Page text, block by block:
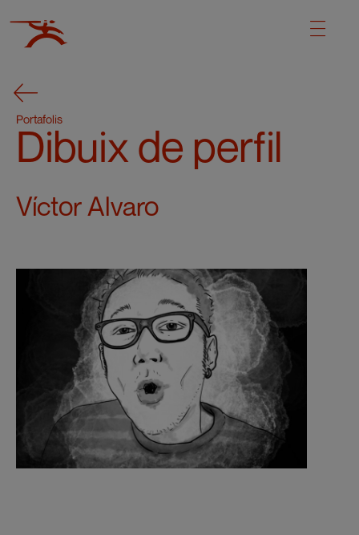
Portafolis
Dibuix de perfil
Víctor Alvaro